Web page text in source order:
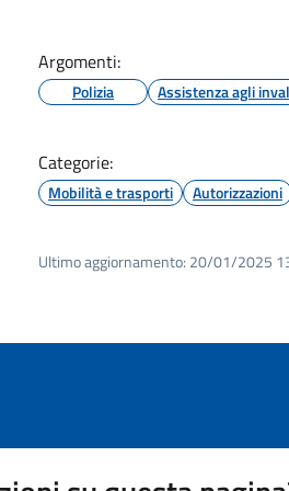
Argomenti:
Polizia Assistenza agli
Categorie:
Mobilità e trasporti Autorizzazioni
Ultimo aggiornamento: 20/01/2025